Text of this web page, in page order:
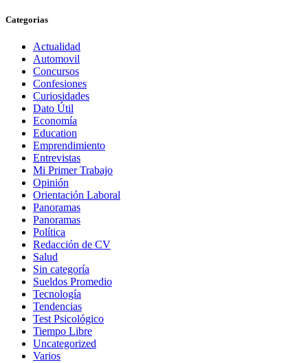
Categorias
Actualidad
Automovil
Concursos
Confesiones
Curiosidades
Dato Útil
Economía
Education
Emprendimiento
Entrevistas
Mi Primer Trabajo
Opinión
Orientación Laboral
Panoramas
Panoramas
Política
Redacción de CV
Salud
Sin categoría
Sueldos Promedio
Tecnología
Tendencias
Test Psicológico
Tiempo Libre
Uncategorized
Varios